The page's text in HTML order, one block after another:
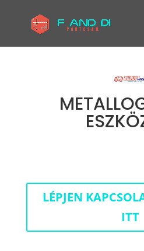
LÉPJEN
ITT